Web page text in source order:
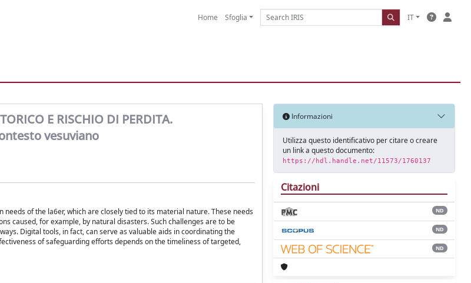
Home Sfoglia IT
E RISCHIO DI PERDITA.
vesuviano
of the la6er, which are closely tied to its material nature. These needs
caused, for example, by natural disasters. Such challenges are to be
Digital tools, in fact, can serve as valuable aids in coordinating the
of safeguarding efforts depends on the timeliness of targeted,
Informazioni
Utilizza questo identificativo per citare o creare
un link a questo documento:
https://hdl.handle.net/11573/1760137
Citazioni
ND
ND
ND